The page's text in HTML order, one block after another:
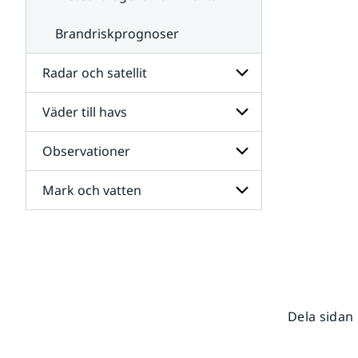
Brandriskprognoser
Radar och satellit
Undersidor
för
Radar
och
satellit
Väder till havs
Undersidor
för
Väder
till
havs
Observationer
Undersidor
för
Mark och vatten
Dela sidan